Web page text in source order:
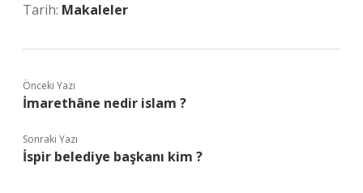
Tarih: Makaleler
Önceki Yazı
İmarethâne nedir islam ?
Sonraki Yazı
İspir belediye başkanı kim ?